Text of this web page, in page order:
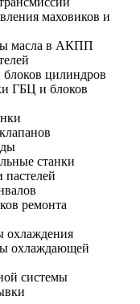
маховиков и
масла в АКПП
блоков цилиндров
ГБЦ и блоков
станки
пастелей
ремонта
охлаждения
охлаждающей
системы